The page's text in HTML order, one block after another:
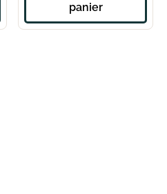
panier